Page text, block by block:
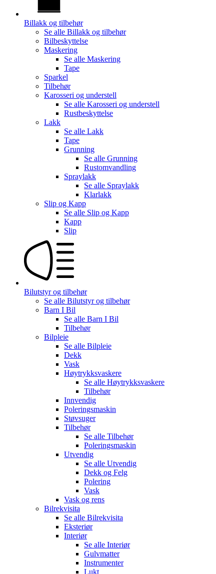
Billakk og tilbehør
Se alle Billakk og tilbehør
Bilbeskyttelse
Maskering
Se alle Maskering
Tape
Sparkel
Tilbehør
Karosseri og understell
Se alle Karosseri og understell
Rustbeskyttelse
Lakk
Se alle Lakk
Tape
Grunning
Se alle Grunning
Rustomvandling
Spraylakk
Se alle Spraylakk
Klarlakk
Slip og Kapp
Se alle Slip og Kapp
Kapp
Slip
Bilutstyr og tilbehør
Se alle Bilutstyr og tilbehør
Barn I Bil
Se alle Barn I Bil
Tilbehør
Bilpleie
Se alle Bilpleie
Dekk
Vask
Høytrykksvaskere
Se alle Høytrykksvaskere
Tilbehør
Innvendig
Poleringsmaskin
Støvsuger
Tilbehør
Se alle Tilbehør
Poleringsmaskin
Utvendig
Se alle Utvendig
Dekk og Felg
Polering
Vask
Vask og rens
Bilrekvisita
Se alle Bilrekvisita
Eksteriør
Interiør
Se alle Interiør
Gulvmatter
Instrumenter
Lukt